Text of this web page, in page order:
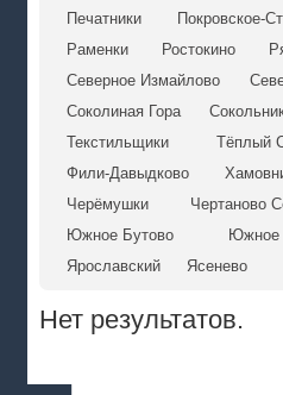
Печатники
Покровское-
Раменки
Ростокино
Северное Измайлово
Соколиная Гора
Текстильщики
Тёплый
Фили-Давыдково
Черёмушки
Чертаново
Южное Бутово
Южное
Ярославский
Ясенево
Нет результатов.